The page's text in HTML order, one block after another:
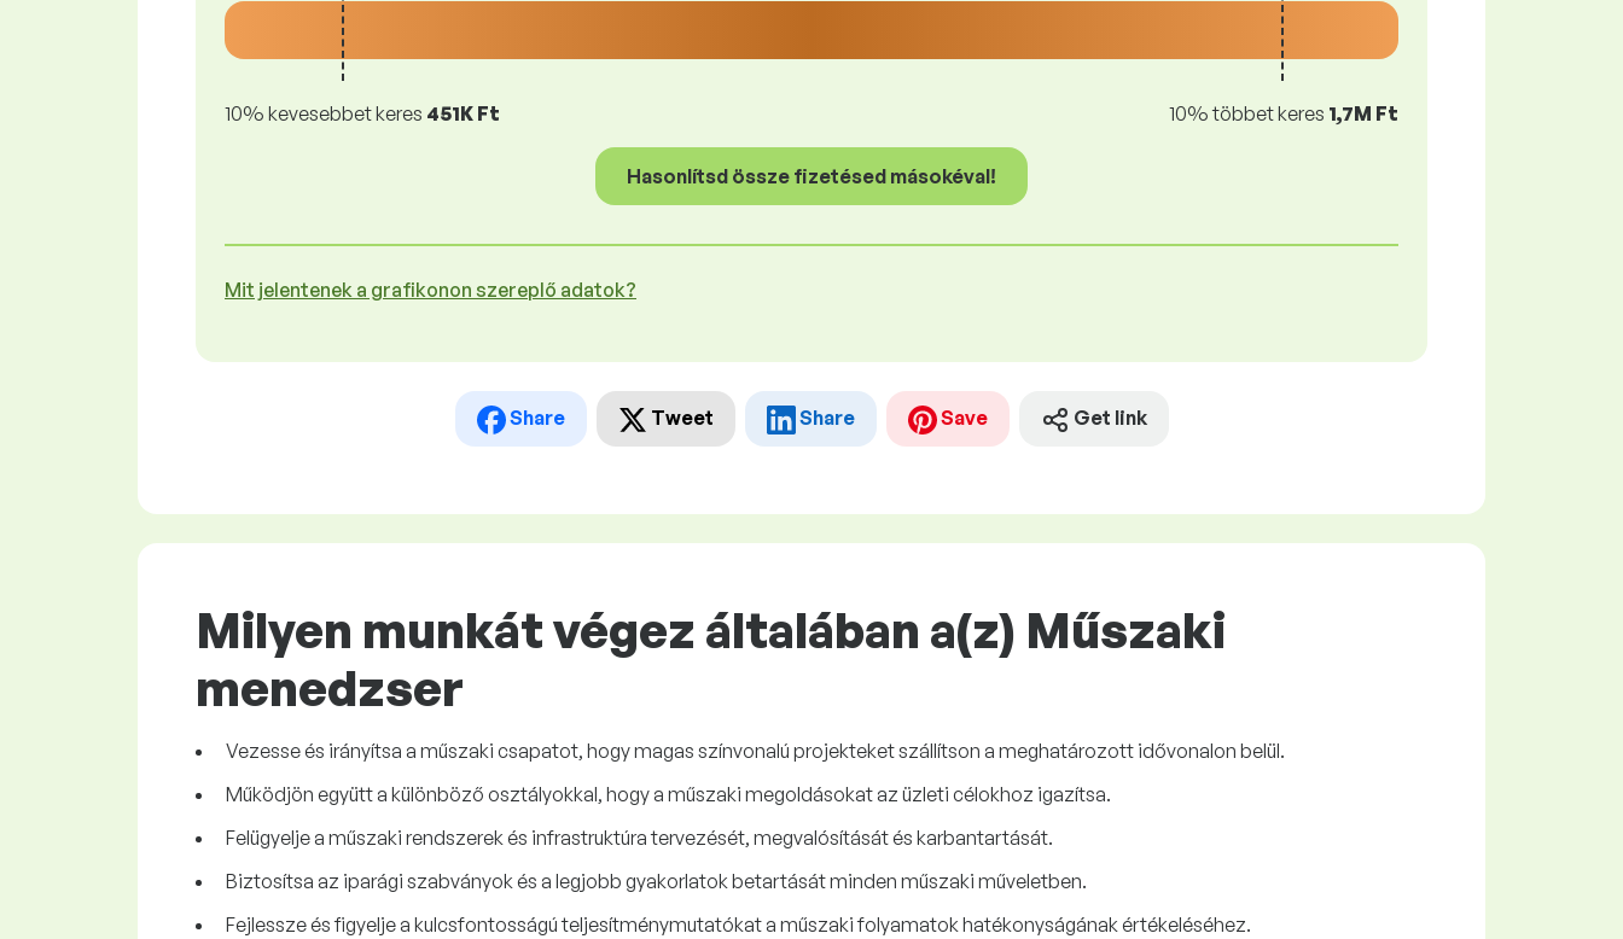
10% kevesebbet keres 451K Ft 10% többet keres 1,7M Ft
Hasonlítsd össze fizetésed másokéval!
Mit jelentenek a grafikonon szereplő adatok?
Share Tweet Share Save Get link
Milyen munkát végez általában a(z) Műszaki
menedzser
Vezesse és irányítsa a műszaki csapatot, hogy magas színvonalú projekteket szállítson a meghatározott idővonalon belül.
Működjön együtt a különböző osztályokkal, hogy a műszaki megoldásokat az üzleti célokhoz igazítsa.
Felügyelje a műszaki rendszerek és infrastruktúra tervezését, megvalósítását és karbantartását.
Biztosítsa az iparági szabványok és a legjobb gyakorlatok betartását minden műszaki műveletben.
Fejlessze és figyelje a kulcsfontosságú teljesítménymutatókat a műszaki folyamatok hatékonyságának értékeléséhez.